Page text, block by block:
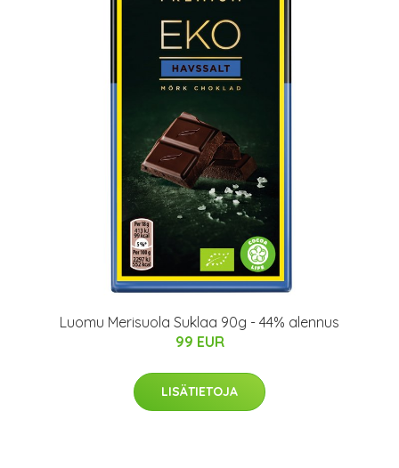
Luomu Merisuola Suklaa 90g - 44% alennus
99 EUR
LISÄTIETOJA